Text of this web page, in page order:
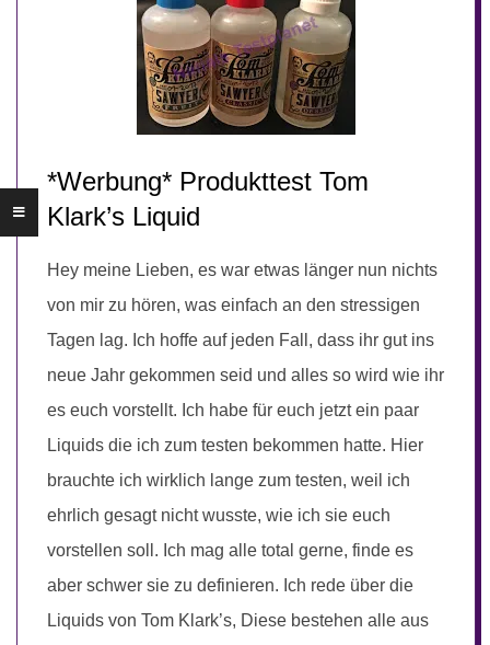
*Werbung* Produkttest Tom
Klark’s Liquid
Hey meine Lieben, es war etwas länger nun nichts
von mir zu hören, was einfach an den stressigen
Tagen lag. Ich hoffe auf jeden Fall, dass ihr gut ins
neue Jahr gekommen seid und alles so wird wie ihr
es euch vorstellt. Ich habe für euch jetzt ein paar
Liquids die ich zum testen bekommen hatte. Hier
brauchte ich wirklich lange zum testen, weil ich
ehrlich gesagt nicht wusste, wie ich sie euch
vorstellen soll. Ich mag alle total gerne, finde es
aber schwer sie zu definieren. Ich rede über die
Liquids von Tom Klark’s, Diese bestehen alle aus